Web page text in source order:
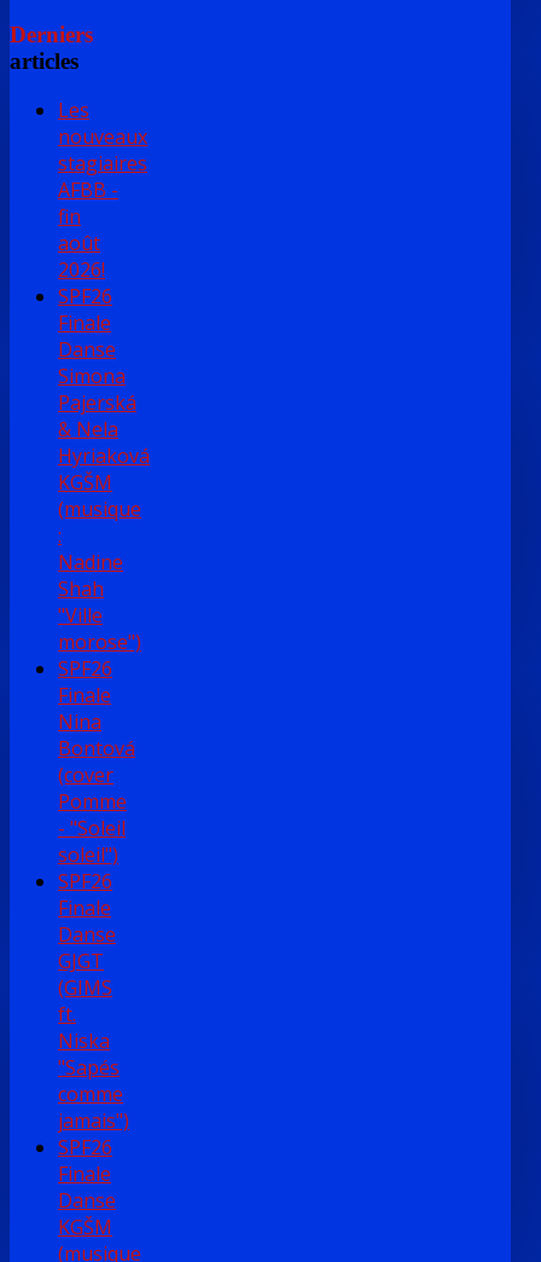
Derniers
articles
Les
nouveaux
stagiaires
AFBB -
fin
août
2026!
SPF26
Finale
Danse
Simona
Pajerská
& Nela
Hyriaková
KGŠM
(musique
:
Nadine
Shah
"Ville
morose")
SPF26
Finale
Nina
Bontová
(cover
Pomme
- "Soleil
soleil")
SPF26
Finale
Danse
GJGT
(GIMS
ft.
Niska
"Sapés
comme
jamais")
SPF26
Finale
Danse
KGŠM
(musique